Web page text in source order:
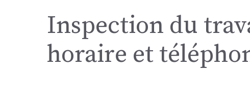
Inspection du
horaire et